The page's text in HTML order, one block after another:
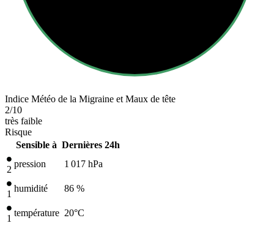
Indice Météo de la Migraine et Maux de tête
2/10
très faible
Risque
Sensible à Dernières 24h
2
pression 1 017 hPa
1
humidité 86 %
1
température 20°C